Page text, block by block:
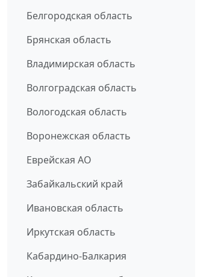
Белгородская область
Брянская область
Владимирская область
Волгоградская область
Вологодская область
Воронежская область
Еврейская АО
Забайкальский край
Ивановская область
Иркутская область
Кабардино-Балкария